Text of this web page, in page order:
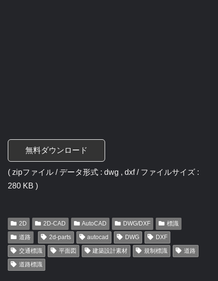
無料ダウンロード
( zipファイル / データ形式 : dwg , dxf / ファイルサイズ :
280 KB )
2D 2D-CAD AutoCAD DWG/DXF
標識
道路
2d-parts autocad DWG
DXF
交通標識
平面図 建築設計素材 規制標識
道路
道路標識